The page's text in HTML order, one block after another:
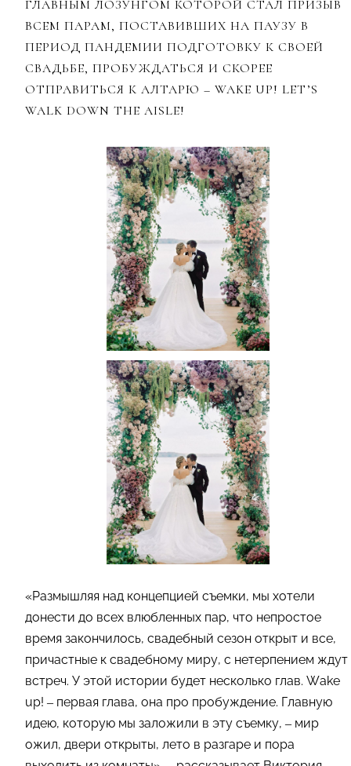
ГЛАВНЫМ ЛОЗУНГОМ КОТОРОЙ СТАЛ ПРИЗЫВ
ВСЕМ ПАРАМ, ПОСТАВИВШИХ НА ПАУЗУ В
ПЕРИОД ПАНДЕМИИ ПОДГОТОВКУ К СВОЕЙ
СВАДЬБЕ, ПРОБУЖДАТЬСЯ И СКОРЕЕ
ОТПРАВИТЬСЯ К АЛТАРЮ – WAKE UP! LET’S
WALK DOWN THE AISLE!
«Размышляя над концепцией съемки, мы хотели
донести до всех влюбленных пар, что непростое
время закончилось, свадебный сезон открыт и все,
причастные к свадебному миру, с нетерпением ждут
встреч. У этой истории будет несколько глав. Wake
up! – первая глава, она про пробуждение. Главную
идею, которую мы заложили в эту съемку, – мир
ожил, двери открыты, лето в разгаре и пора